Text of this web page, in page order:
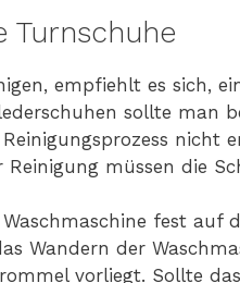
Turnschuhe
empfiehlt es sich,
sollte man
nicht
Reinigung müssen die
fest auf
Wandern der
vorliegt. Sollte